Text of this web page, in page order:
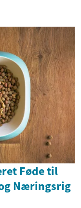
Føde til
Næringsrig